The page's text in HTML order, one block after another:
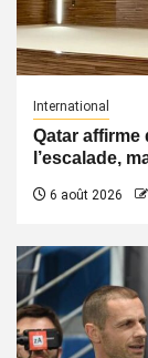
International
Qatar affirme
l’escalade,
6 août 2026